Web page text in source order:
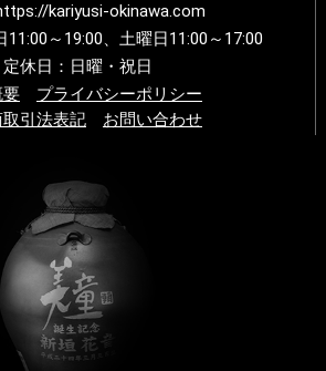
kariyusi-okinawa.com
～19:00、土曜日11:00～17:00
定休日：日曜・祝日
要
プライバシーポリシー
引法表記
お問い合わせ